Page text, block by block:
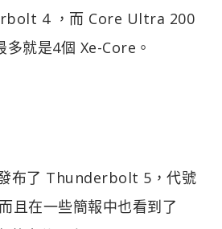
4 ，而 Core Ultra 200
就是4個 Xe-Core。
布了 Thunderbolt 5，代號
且在一些簡報中也看到了